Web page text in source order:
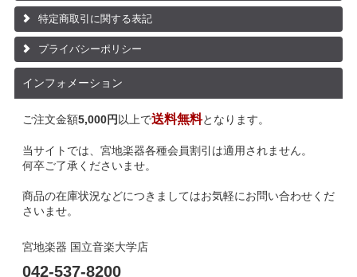
特定商取引に関する表記
プライバシーポリシー
インフォメーション
ご注文金額5,000円 以上で送料無料となります。
当サイトでは、宮地楽器各種会員割引は適用されません。
何卒ご了承くださいませ。
商品の在庫状況などにつきましてはお気軽にお問い合わせくだ
さいませ。
宮地楽器 国立音楽大学店
042-537-8200